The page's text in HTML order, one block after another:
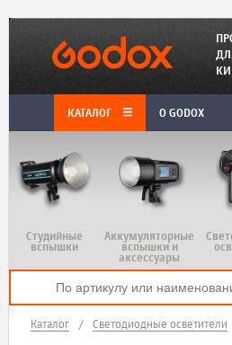
КАТАЛОГ O GODOX
Студийные
вспышки
Аккумуляторные
вспышки и
аксессуары
Каталог / Светодиодные осветители